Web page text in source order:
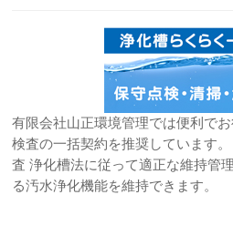
有限会社山正環境管理では便利で
検査の一括契約を推奨しています
査 浄化槽法に従って適正な維持管
る汚水浄化機能を維持できます。